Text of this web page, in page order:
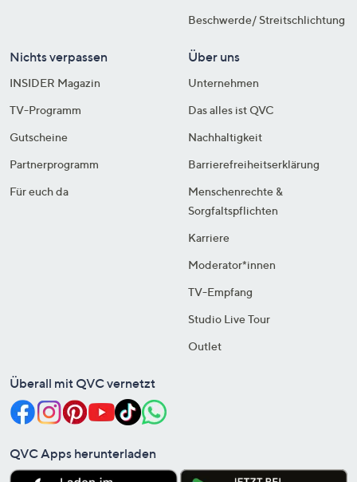
Beschwerde/ Streitschlichtung
Nichts verpassen
INSIDER Magazin
TV-Programm
Gutscheine
Partnerprogramm
Für euch da
Über uns
Unternehmen
Das alles ist QVC
Nachhaltigkeit
Barrierefreiheitserklärung
Menschenrechte &
Sorgfaltspflichten
Karriere
Moderator*innen
TV-Empfang
Studio Live Tour
Outlet
Überall mit QVC vernetzt
QVC Apps herunterladen